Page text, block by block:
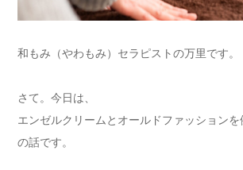
和もみ（やわもみ）セラピストの万里です。
さて。今日は、
エンゼルクリームとオールドファッション
の話です。